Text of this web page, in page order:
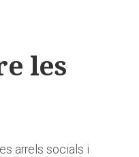
les
arrels​ socials i